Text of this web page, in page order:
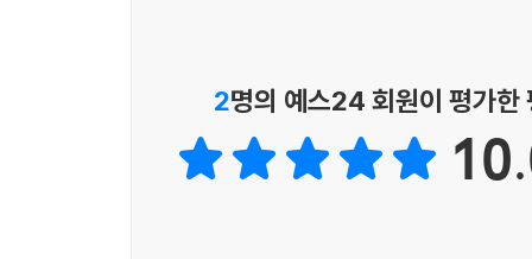
2명의 예스24 회원이 평가한